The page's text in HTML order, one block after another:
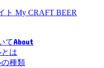
てAbout
は
の種類